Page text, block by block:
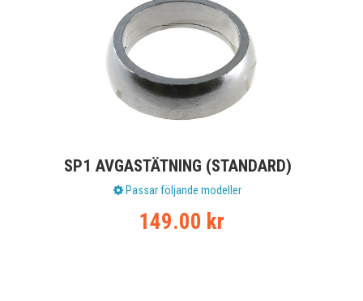
SP1 AVGASTÄTNING (STANDARD)
Passar följande modeller
149.00 kr